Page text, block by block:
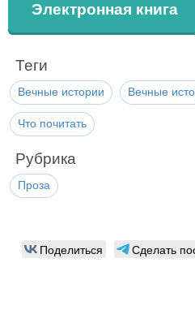
Электронная книга
Теги
Вечные истории Вечные
Что почитать
Рубрика
Проза
Поделиться Сделать